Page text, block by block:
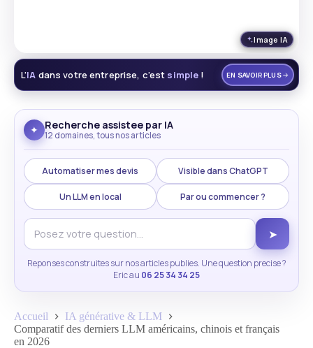
Image IA
L’IA dans votre entreprise, c’est simple ! EN SAVOIR PLUS
✦ Recherche assistee par IA
12 domaines, tous nos articles
Automatiser mes devis Visible dans ChatGPT
Un LLM en local Par ou commencer ?
➤
Reponses construites sur nos articles publies. Une question precise ?
Eric au 06 25 34 34 25
Accueil
IA générative & LLM
Comparatif des derniers LLM américains, chinois et français
en 2026